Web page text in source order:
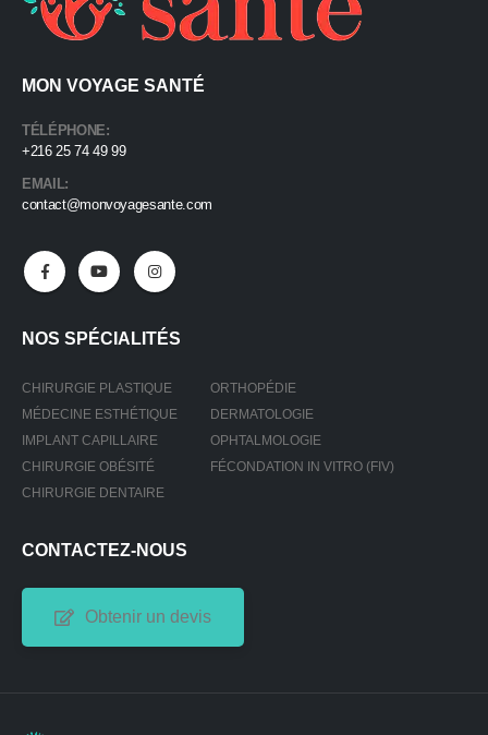
MON VOYAGE SANTÉ
TÉLÉPHONE:
+216 25 74 49 99
EMAIL:
contact@monvoyagesante.com
NOS SPÉCIALITÉS
CHIRURGIE PLASTIQUE
MÉDECINE ESTHÉTIQUE
IMPLANT CAPILLAIRE
CHIRURGIE OBÉSITÉ
CHIRURGIE DENTAIRE
ORTHOPÉDIE
DERMATOLOGIE
OPHTALMOLOGIE
FÉCONDATION IN VITRO (FIV)
CONTACTEZ-NOUS
Obtenir un devis